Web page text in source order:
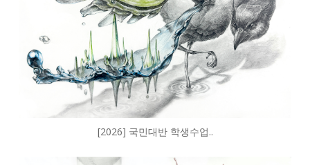
[2026] 국민대반 학생수업..